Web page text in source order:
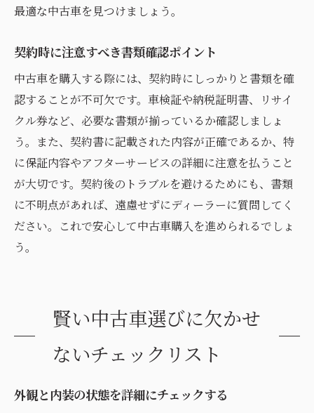
最適な中古車を見つけましょう。
契約時に注意すべき書類確認ポイント
中古車を購入する際には、契約時にしっかりと書類を確
認することが不可欠です。車検証や納税証明書、リサイ
クル券など、必要な書類が揃っているか確認しましょ
う。また、契約書に記載された内容が正確であるか、特
に保証内容やアフターサービスの詳細に注意を払うこと
が大切です。契約後のトラブルを避けるためにも、書類
に不明点があれば、遠慮せずにディーラーに質問してく
ださい。これで安心して中古車購入を進められるでしょ
う。
賢い中古車選びに欠かせ
ないチェックリスト
外観と内装の状態を詳細にチェックする